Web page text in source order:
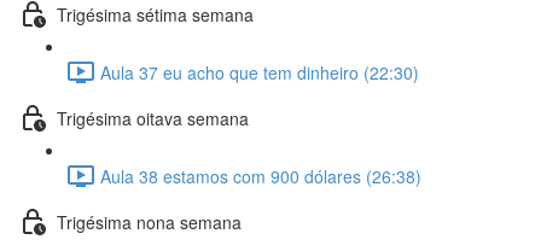
Trigésima sétima semana
Aula 37 eu acho que tem dinheiro (22:30)
Trigésima oitava semana
Aula 38 estamos com 900 dólares (26:38)
Trigésima nona semana